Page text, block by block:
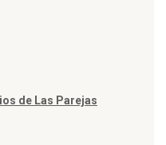
de Las Parejas